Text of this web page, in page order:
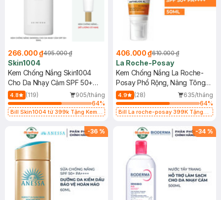
266.000 ₫495.000 ₫
Skin1004
Kem Chống Nắng Skin1004
Cho Da Nhạy Cảm SPF 50+
50ml
4.8 (119)
905/tháng
64%
Bill Skin1004 từ 399k Tặng Kem
SPF 50+ 20ml (SL Có Hạn)
406.000 ₫610.000 ₫
La Roche-Posay
Kem Chống Nắng La Roche-
Posay Phổ Rộng, Nâng Tông
Kiềm Dầu 50ml
4.9 (28)
635/tháng
64%
Bill La roche-posay 399K Tặng
(SL có hạn)
-36 % -34 %